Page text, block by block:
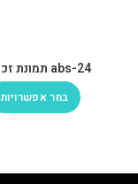
abs-24 תמונת זכוכית
בחר אפשרויות